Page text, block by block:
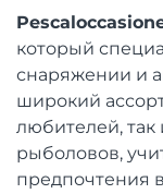
который
снаряжении и
широкий
любителей,
рыболовов,
предпочтения